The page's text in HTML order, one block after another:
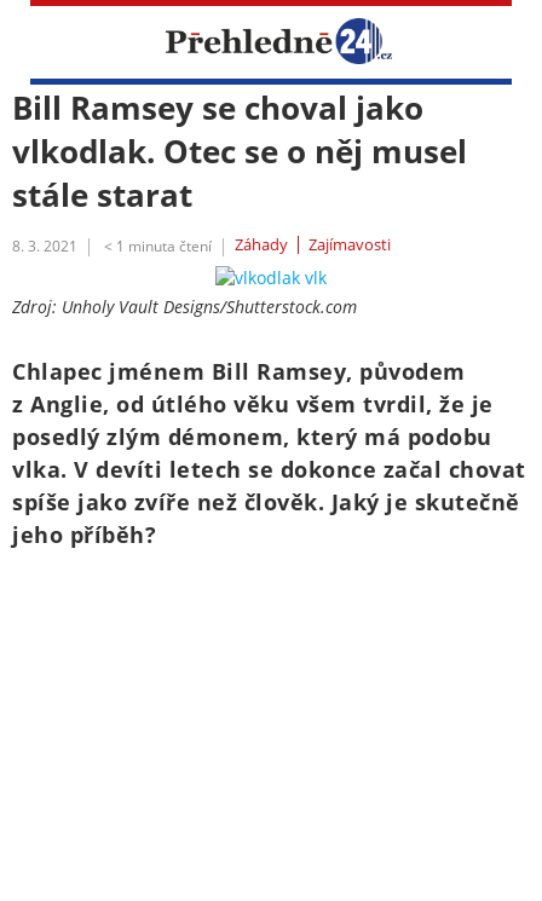
Bill Ramsey se choval jako
vlkodlak. Otec se o něj musel
stále starat
8. 3. 2021 < 1 minuta čtení Záhady Zajímavosti
Zdroj: Unholy Vault Designs/Shutterstock.com
Chlapec jménem Bill Ramsey, původem
z Anglie, od útlého věku všem tvrdil, že je
posedlý zlým démonem, který má podobu
vlka. V devíti letech se dokonce začal chovat
spíše jako zvíře než člověk. Jaký je skutečně
jeho příběh?